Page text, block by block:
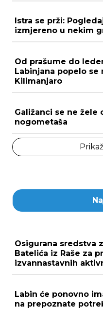
Istra se prži:
izmjereno u nekim
Od prašume do
Labinjana popelo se
Kilimanjaro
Galižanci se ne žele
nogometaša
Osigurana sredstva
Batelića iz Raše za
izvannastavnih
Labin će ponovno
na prepoznate